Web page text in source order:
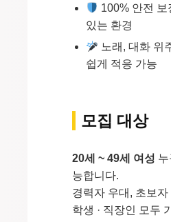
100% 안전 보
있는 환경
노래, 대화 위
쉽게 적응 가능
모집 대상
20세 ~ 49세 여성
능합니다.
경력자 우대, 초보자
학생 · 직장인 모두